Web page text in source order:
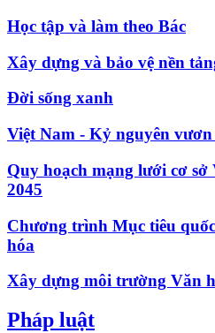
Học tập và làm theo Bác
Xây dựng và bảo vệ nền
Đời sống xanh
Việt Nam - Kỷ nguyên
Quy hoạch mạng lưới cơ
2045
Chương trình Mục tiêu
hóa
Xây dựng môi trường Văn
Pháp luật